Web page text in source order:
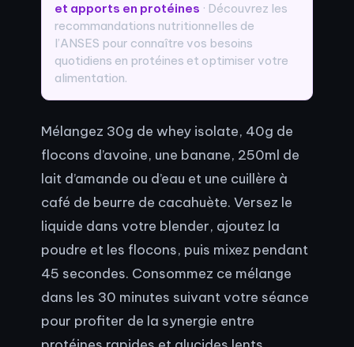
et apports en protéines · Découvrez les
recommandations nutritionnelles de
l’ANSES pour connaître vos besoins
quotidiens en protéines et optimiser votre
alimentation.
Mélangez 30g de whey isolate, 40g de
flocons d’avoine, une banane, 250ml de
lait d’amande ou d’eau et une cuillère à
café de beurre de cacahuète. Versez le
liquide dans votre blender, ajoutez la
poudre et les flocons, puis mixez pendant
45 secondes. Consommez ce mélange
dans les 30 minutes suivant votre séance
pour profiter de la synergie entre